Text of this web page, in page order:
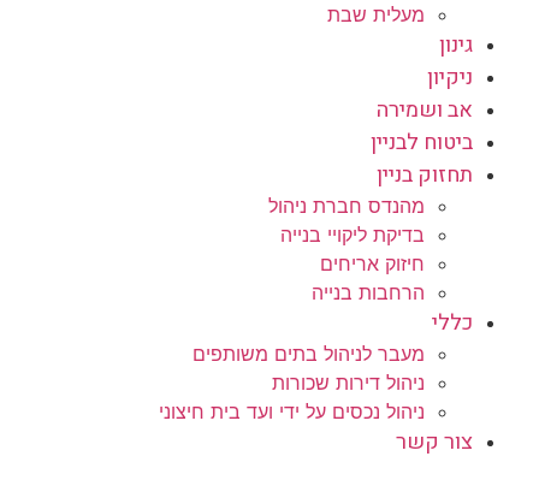
מעלית שבת
גינון
ניקיון
אב ושמירה
ביטוח לבניין
תחזוק בניין
מהנדס חברת ניהול
בדיקת ליקויי בנייה
חיזוק אריחים
הרחבות בנייה
כללי
מעבר לניהול בתים משותפים
ניהול דירות שכורות
ניהול נכסים על ידי ועד בית חיצוני
צור קשר